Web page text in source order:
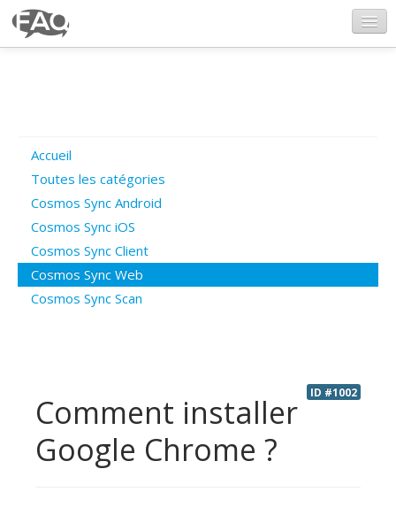
Poser une question
Questions ouvertes
Connexion
Accueil
Toutes les catégories
Cosmos Sync Android
Cosmos Sync iOS
Cosmos Sync Client
Cosmos Sync Web
Cosmos Sync Scan
ID #1002
Comment installer
Google Chrome ?